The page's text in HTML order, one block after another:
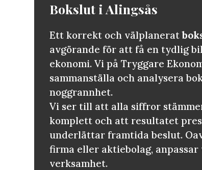
Bokslut i Alingsås
Ett korrekt och välplanerat
avgörande för att få en tydlig
ekonomi. Vi på Tryggare
sammanställa och analysera
noggrannhet.
Vi ser till att alla siffror
komplett och att resultatet
underlättar framtida beslut.
firma eller aktiebolag,
verksamhet.